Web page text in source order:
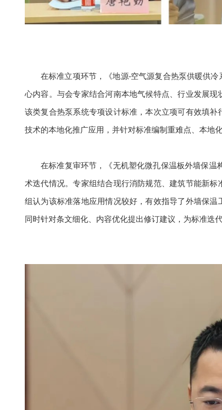
在标准立项环节，《地源-空气源复合热泵供暖供
心内容。与会专家结合河南本地气候特点、行业发展
该类复合热泵系统专项设计标准，本次立项可有效填
技术的本地化推广应用，并针对标准编制重难点、本地
在标准复审环节，《无机塑化微孔保温板外墙保
术迭代情况。专家组结合现行消防规范、建筑节能新
组认为该标准落地应用情况较好，有效指导了外墙保
同时针对条文细化、内容优化提出修订建议，为标准迭